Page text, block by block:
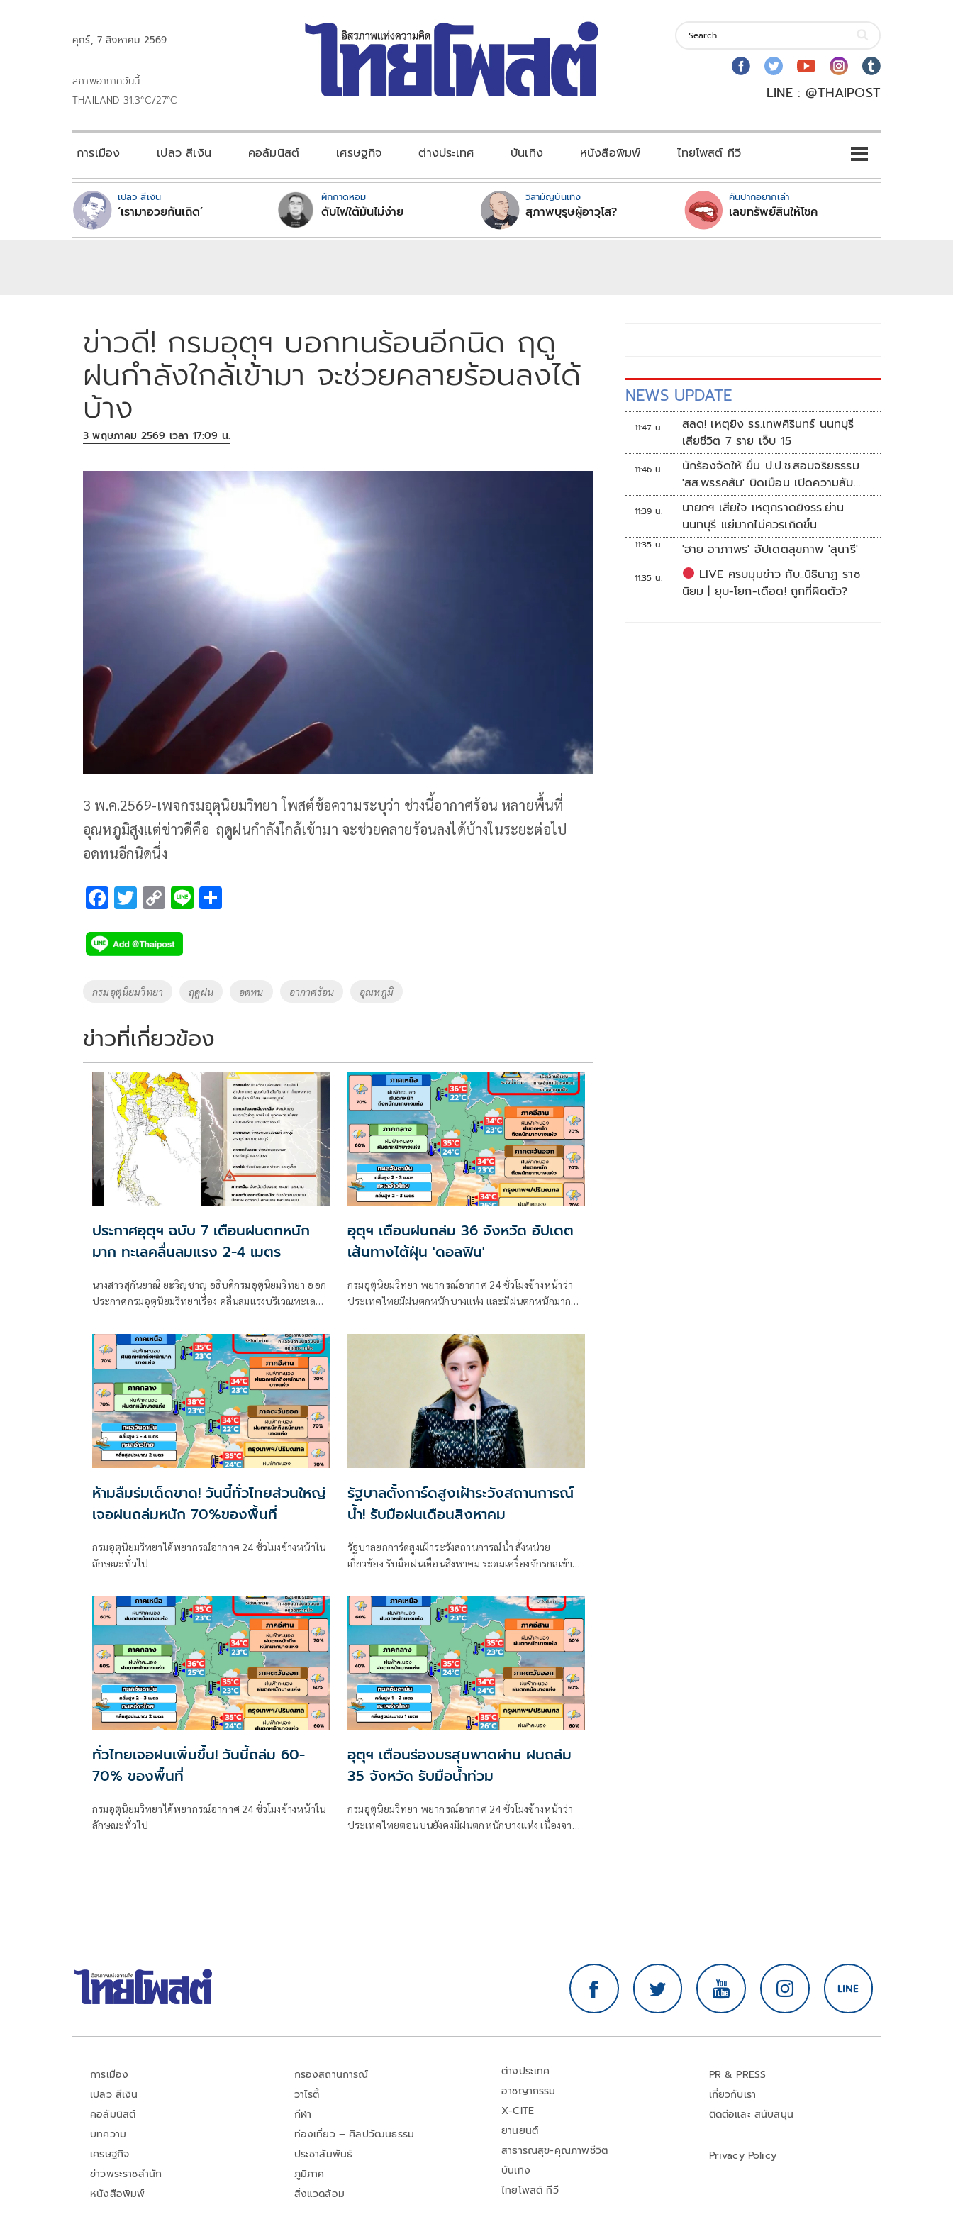
ศุกร์, 7 สิงหาคม 2569
สภาพอากาศวันนี้
THAILAND 31.3°C/27°C
LINE : @THAIPOST
การเมือง เปลว สีเงิน คอลัมนิสต์ เศรษฐกิจ ต่างประเทศ บันเทิง หนังสือพิมพ์ ไทยโพสต์ ทีวี
เปลว สีเงิน
‘เรามาอวยกันเถิด’
ผักกาดหอม
ดับไฟใต้มันไม่ง่าย
วิสามัญบันเทิง
สุภาพบุรุษผู้อาวุโส?
คันปากอยากเล่า
เลขทรัพย์สินให้โชค
ข่าวดี! กรมอุตุฯ บอกทนร้อนอีกนิด ฤดู
ฝนกำลังใกล้เข้ามา จะช่วยคลายร้อนลงได้
บ้าง
3 พฤษภาคม 2569 เวลา 17:09 น.
3 พ.ค.2569-เพจกรมอุตุนิยมวิทยา โพสต์ข้อความระบุว่า ช่วงนี้อากาศร้อน หลายพื้นที่
อุณหภูมิสูงแต่ข่าวดีคือ ฤดูฝนกำลังใกล้เข้ามา จะช่วยคลายร้อนลงได้บ้างในระยะต่อไป
อดทนอีกนิดนึ่ง
F
e
b
o
k
T
tt
er
C
p
y
k
Li
Tags
กรมอุตุนิยมวิทยา ฤดูฝน อดทน อากาศร้อน อุณหภูมิ
ข่าวที่เกี่ยวข้อง
ประกาศอุตุฯ ฉบับ 7 เตือนฝนตกหนัก
มาก ทะเลคลื่นลมแรง 2-4 เมตร
นางสาวสุกันยาณี ยะวิญชาญ อธิบดีกรมอุตุนิยมวิทยา ออก
ประกาศกรมอุตุนิยมวิทยาเรื่อง คลื่นลมแรงบริเวณทะเล
หนักมากบริเวณประเทศไทย
อุตุฯ เตือนฝนถล่ม 36 จังหวัด อัปเดต
เส้นทางไต้ฝุ่น 'ดอลฟิน'
กรมอุตุนิยมวิทยา พยากรณ์อากาศ 24 ชั่วโมงข้างหน้าว่า
ประเทศไทยมีฝนตกหนักบางแห่ง และมีฝนตกหนักมาก
ตะวันออก
ห้ามลืมร่มเด็ดขาด! วันนี้ทั่วไทยส่วนใหญ่
เจอฝนถล่มหนัก 70%ของพื้นที่
กรมอุตุนิยมวิทยาได้พยากรณ์อากาศ 24 ชั่วโมงข้างหน้าใน
ลักษณะทั่วไป
รัฐบาลตั้งการ์ดสูงเฝ้าระวังสถานการณ์
น้ำ! รับมือฝนเดือนสิงหาคม
รัฐบาลยกการ์ดสูงเฝ้าระวังสถานการณ์น้ำ สั่งหน่วย
เกี่ยวข้อง รับมือฝนเดือนสิงหาคม ระดมเครื่องจักรกลเข้าจุด
ทั่วไทยเจอฝนเพิ่มขึ้น! วันนี้ถล่ม 60-
70% ของพื้นที่
กรมอุตุนิยมวิทยาได้พยากรณ์อากาศ 24 ชั่วโมงข้างหน้าใน
ลักษณะทั่วไป
อุตุฯ เตือนร่องมรสุมพาดผ่าน ฝนถล่ม
35 จังหวัด รับมือน้ำท่วม
กรมอุตุนิยมวิทยา พยากรณ์อากาศ 24 ชั่วโมงข้างหน้าว่า
ประเทศไทยตอนบนยังคงมีฝนตกหนักบางแห่ง เนื่องจาก
NEWS UPDATE
11:47 น.
สลด! เหตุยิง รร.เทพศิรินทร์ นนทบุรี
เสียชีวิต 7 ราย เจ็บ 15
11:46 น.
นักร้องจัดให้ ยื่น ป.ป.ช.สอบจริยธรรม
'สส.พรรคส้ม' บิดเบือน เปิดความลับ
'บังเกอร์ทหาร'
11:39 น.
นายกฯ เสียใจ เหตุกราดยิงรร.ย่าน
นนทบุรี แย่มากไม่ควรเกิดขึ้น
11:35 น. 'ฮาย อาภาพร' อัปเดตสุขภาพ 'สุนารี'
11:35 น.
LIVE ครบมุมข่าว กับ..นิธินาฏ ราช
นิยม | ยุบ-โยก-เดือด! ถูกที่ผิดตัว?
การเมือง
เปลว สีเงิน
คอลัมนิสต์
บทความ
เศรษฐกิจ
ข่าวพระราชสำนัก
หนังสือพิมพ์
กรองสถานการณ์
วาไรตี้
กีฬา
ท่องเที่ยว – ศิลปวัฒนธรรม
ประชาสัมพันธ์
ภูมิภาค
สิ่งแวดล้อม
ต่างประเทศ
อาชญากรรม
X-CITE
ยานยนต์
สาธารณสุข-คุณภาพชีวิต
บันเทิง
ไทยโพสต์ ทีวี
PR & PRESS
เกี่ยวกับเรา
ติดต่อและ สนับสนุน
Privacy Policy